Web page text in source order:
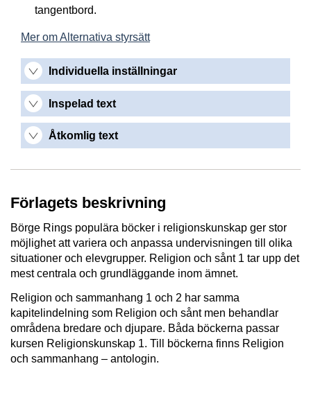
tangentbord.
Mer om Alternativa styrsätt
Individuella inställningar
Inspelad text
Åtkomlig text
Förlagets beskrivning
Börge Rings populära böcker i religionskunskap ger stor
möjlighet att variera och anpassa undervisningen till olika
situationer och elevgrupper. Religion och sånt 1 tar upp det
mest centrala och grundläggande inom ämnet.
Religion och sammanhang 1 och 2 har samma
kapitelindelning som Religion och sånt men behandlar
områdena bredare och djupare. Båda böckerna passar
kursen Religionskunskap 1. Till böckerna finns Religion
och sammanhang – antologin.